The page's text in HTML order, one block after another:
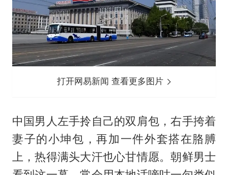
打开网易新闻 查看更多图片
中国男人左手拎自己的双肩包，右手挎着
妻子的小坤包，再加一件外套搭在胳膊
上，热得满头大汗也心甘情愿。朝鲜男士